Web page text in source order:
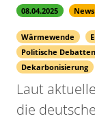
08.04.2025 News
Wärmewende
Politische
Dekarbonisierung
Laut
die